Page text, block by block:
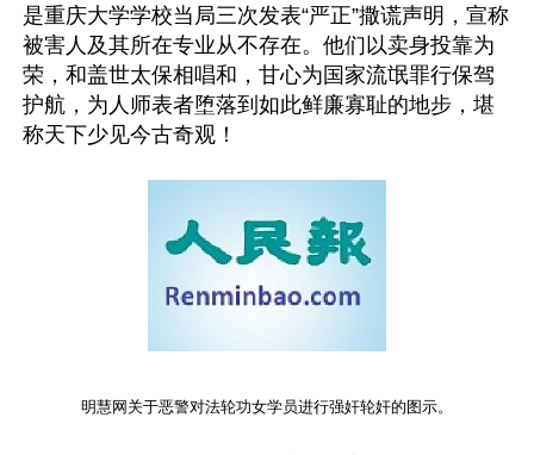
是重庆大学学校当局三次发表“严正”撒谎声明，宣称
被害人及其所在专业从不存在。他们以卖身投靠为
荣，和盖世太保相唱和，甘心为国家流氓罪行保驾
护航，为人师表者堕落到如此鲜廉寡耻的地步，堪
称天下少见今古奇观！
明慧网关于恶警对法轮功女学员进行强奸轮奸的图示。